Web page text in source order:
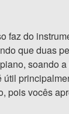
faz do
que duas
soando
útil
pois vocês